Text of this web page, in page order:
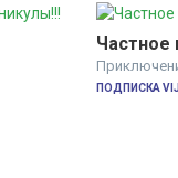
Частное
ПОДПИСКА